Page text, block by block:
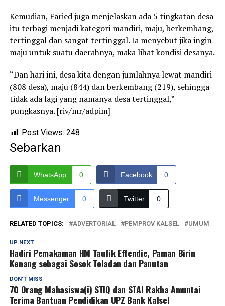
Kemudian, Faried juga menjelaskan ada 5 tingkatan desa
itu terbagi menjadi kategori mandiri, maju, berkembang,
tertinggal dan sangat tertinggal. Ia menyebut jika ingin
maju untuk suatu daerahnya, maka lihat kondisi desanya.
“Dan hari ini, desa kita dengan jumlahnya lewat mandiri
(808 desa), maju (844) dan berkembang (219), sehingga
tidak ada lagi yang namanya desa tertinggal,”
pungkasnya. [riv/mr/adpim]
Post Views: 248
Sebarkan
WhatsApp 0 Facebook 0
Messenger 0 Twitter 0
RELATED TOPICS: ADVERTORIAL PEMPROV KALSEL UMUM
UP NEXT
Hadiri Pemakaman HM Taufik Effendie, Paman Birin
Kenang sebagai Sosok Teladan dan Panutan
DON'T MISS
70 Orang Mahasiswa(i) STIQ dan STAI Rakha Amuntai
Terima Bantuan Pendidikan UPZ Bank Kalsel